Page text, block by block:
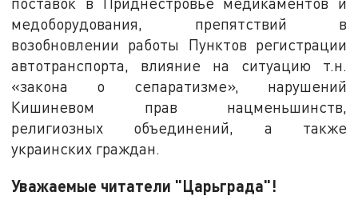
медоборудования, препятствий в
возобновлении работы Пунктов регистрации
автотранспорта, влияние на ситуацию т.н.
«закона о сепаратизме», нарушений
Кишиневом прав нацменьшинств,
религиозных объединений, а также
украинских граждан.
Уважаемые читатели "Царьграда"!